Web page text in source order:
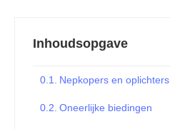
Inhoudsopgave
Nepkopers en oplichters
Oneerlijke biedingen